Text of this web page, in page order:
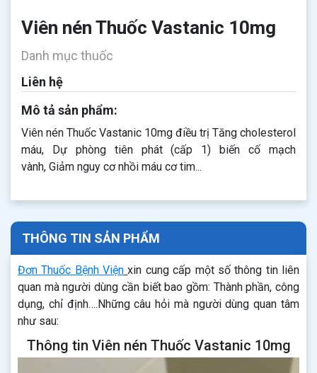
Viên nén Thuốc Vastanic 10mg
Danh mục thuốc
Liên hệ
Mô tả sản phẩm:
Viên nén Thuốc Vastanic 10mg điều trị Tăng cholesterol
máu, Dự phòng tiên phát (cấp 1) biến cố mạch
vành, Giảm nguy cơ nhồi máu cơ tim...
THÔNG TIN SẢN PHẨM
Đơn Thuốc Bệnh Viện xin cung cấp một số thông tin liên
quan mà người dùng cần biết bao gồm: Thành phần, công
dụng, chỉ định….Những câu hỏi mà người dùng quan tâm
như sau:
Thông tin Viên nén Thuốc Vastanic 10mg